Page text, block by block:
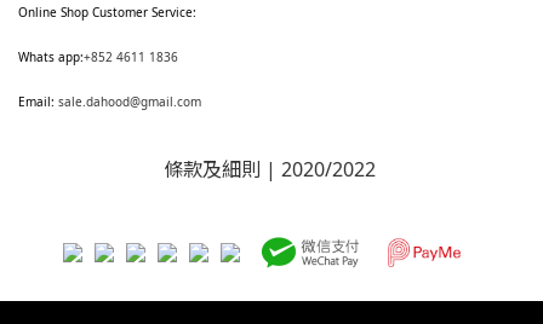
Online Shop Customer Service:
Whats app:+852 4611 1836
Email: sale.dahood@gmail.com
條款及細則 | 2020/2022